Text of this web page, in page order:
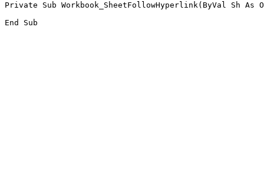
Private Sub Workbook_SheetFollowHyperlink(ByVal Sh